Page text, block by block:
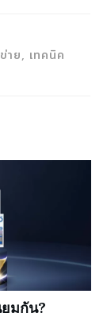
าย, เทคนิค
มกัน?